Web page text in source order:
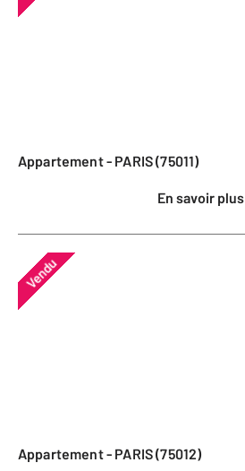
Appartement - PARIS (75011)
En savoir plus
Vendu
Appartement - PARIS (75012)